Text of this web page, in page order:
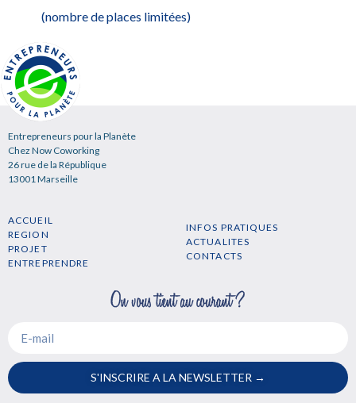
(nombre de places limitées)
Entrepreneurs pour la Planète
Chez Now Coworking
26 rue de la République
13001 Marseille
ACCUEIL
REGION
PROJET
ENTREPRENDRE
INFOS PRATIQUES
ACTUALITES
CONTACTS
S'INSCRIRE A LA NEWSLETTER →